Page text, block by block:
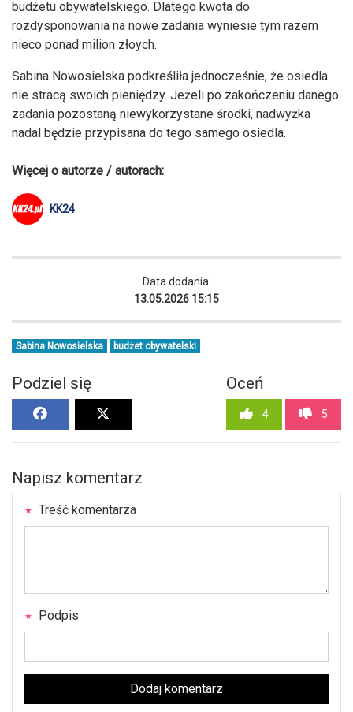
budżetu obywatelskiego. Dlatego kwota do
rozdysponowania na nowe zadania wyniesie tym razem
nieco ponad milion złoych.
Sabina Nowosielska podkreśliła jednocześnie, że osiedla
nie stracą swoich pieniędzy. Jeżeli po zakończeniu danego
zadania pozostaną niewykorzystane środki, nadwyżka
nadal będzie przypisana do tego samego osiedla.
Więcej o autorze / autorach:
KK24
Data dodania:
13.05.2026 15:15
Sabina Nowosielska budżet obywatelski
Podziel się Oceń
4 5
Napisz komentarz
Treść komentarza
Podpis
Dodaj komentarz